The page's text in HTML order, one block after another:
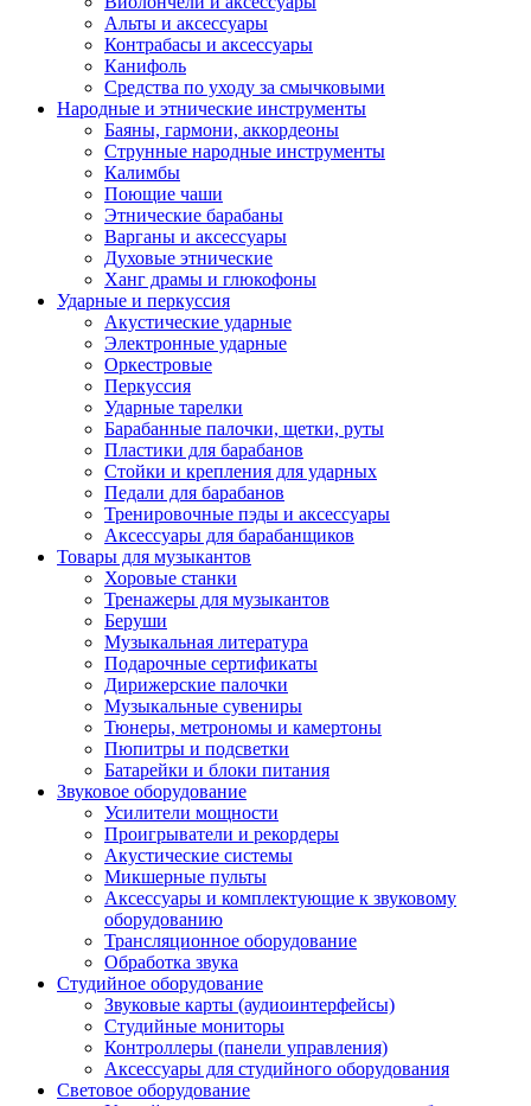
Альты и аксессуары
Контрабасы и аксессуары
Канифоль
Средства по уходу за смычковыми
Народные и этнические инструменты
Баяны, гармони, аккордеоны
Струнные народные инструменты
Калимбы
Поющие чаши
Этнические барабаны
Варганы и аксессуары
Духовые этнические
Ханг драмы и глюкофоны
Ударные и перкуссия
Акустические ударные
Электронные ударные
Оркестровые
Перкуссия
Ударные тарелки
Барабанные палочки, щетки, руты
Пластики для барабанов
Стойки и крепления для ударных
Педали для барабанов
Тренировочные пэды и аксессуары
Аксессуары для барабанщиков
Товары для музыкантов
Хоровые станки
Тренажеры для музыкантов
Беруши
Музыкальная литература
Подарочные сертификаты
Дирижерские палочки
Музыкальные сувениры
Тюнеры, метрономы и камертоны
Пюпитры и подсветки
Батарейки и блоки питания
Звуковое оборудование
Усилители мощности
Проигрыватели и рекордеры
Акустические системы
Микшерные пульты
Аксессуары и комплектующие к звуковому
оборудованию
Трансляционное оборудование
Обработка звука
Студийное оборудование
Звуковые карты (аудиоинтерфейсы)
Студийные мониторы
Контроллеры (панели управления)
Аксессуары для студийного оборудования
Световое оборудование